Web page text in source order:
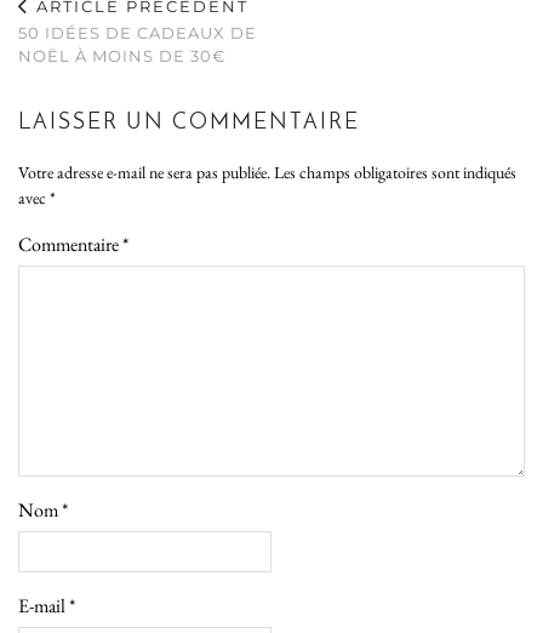
ARTICLE PRÉCÉDENT
50 IDÉES DE CADEAUX DE
NOËL À MOINS DE 30€
LAISSER UN COMMENTAIRE
Votre adresse e-mail ne sera pas publiée.Les champs obligatoires sont indiqués
avec *
Commentaire*
Nom*
E-mail*